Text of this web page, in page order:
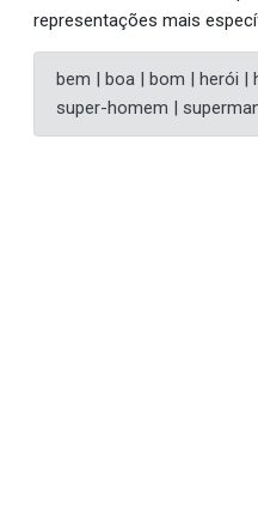
representações mais
bem | boa | bom | herói |
super-homem |